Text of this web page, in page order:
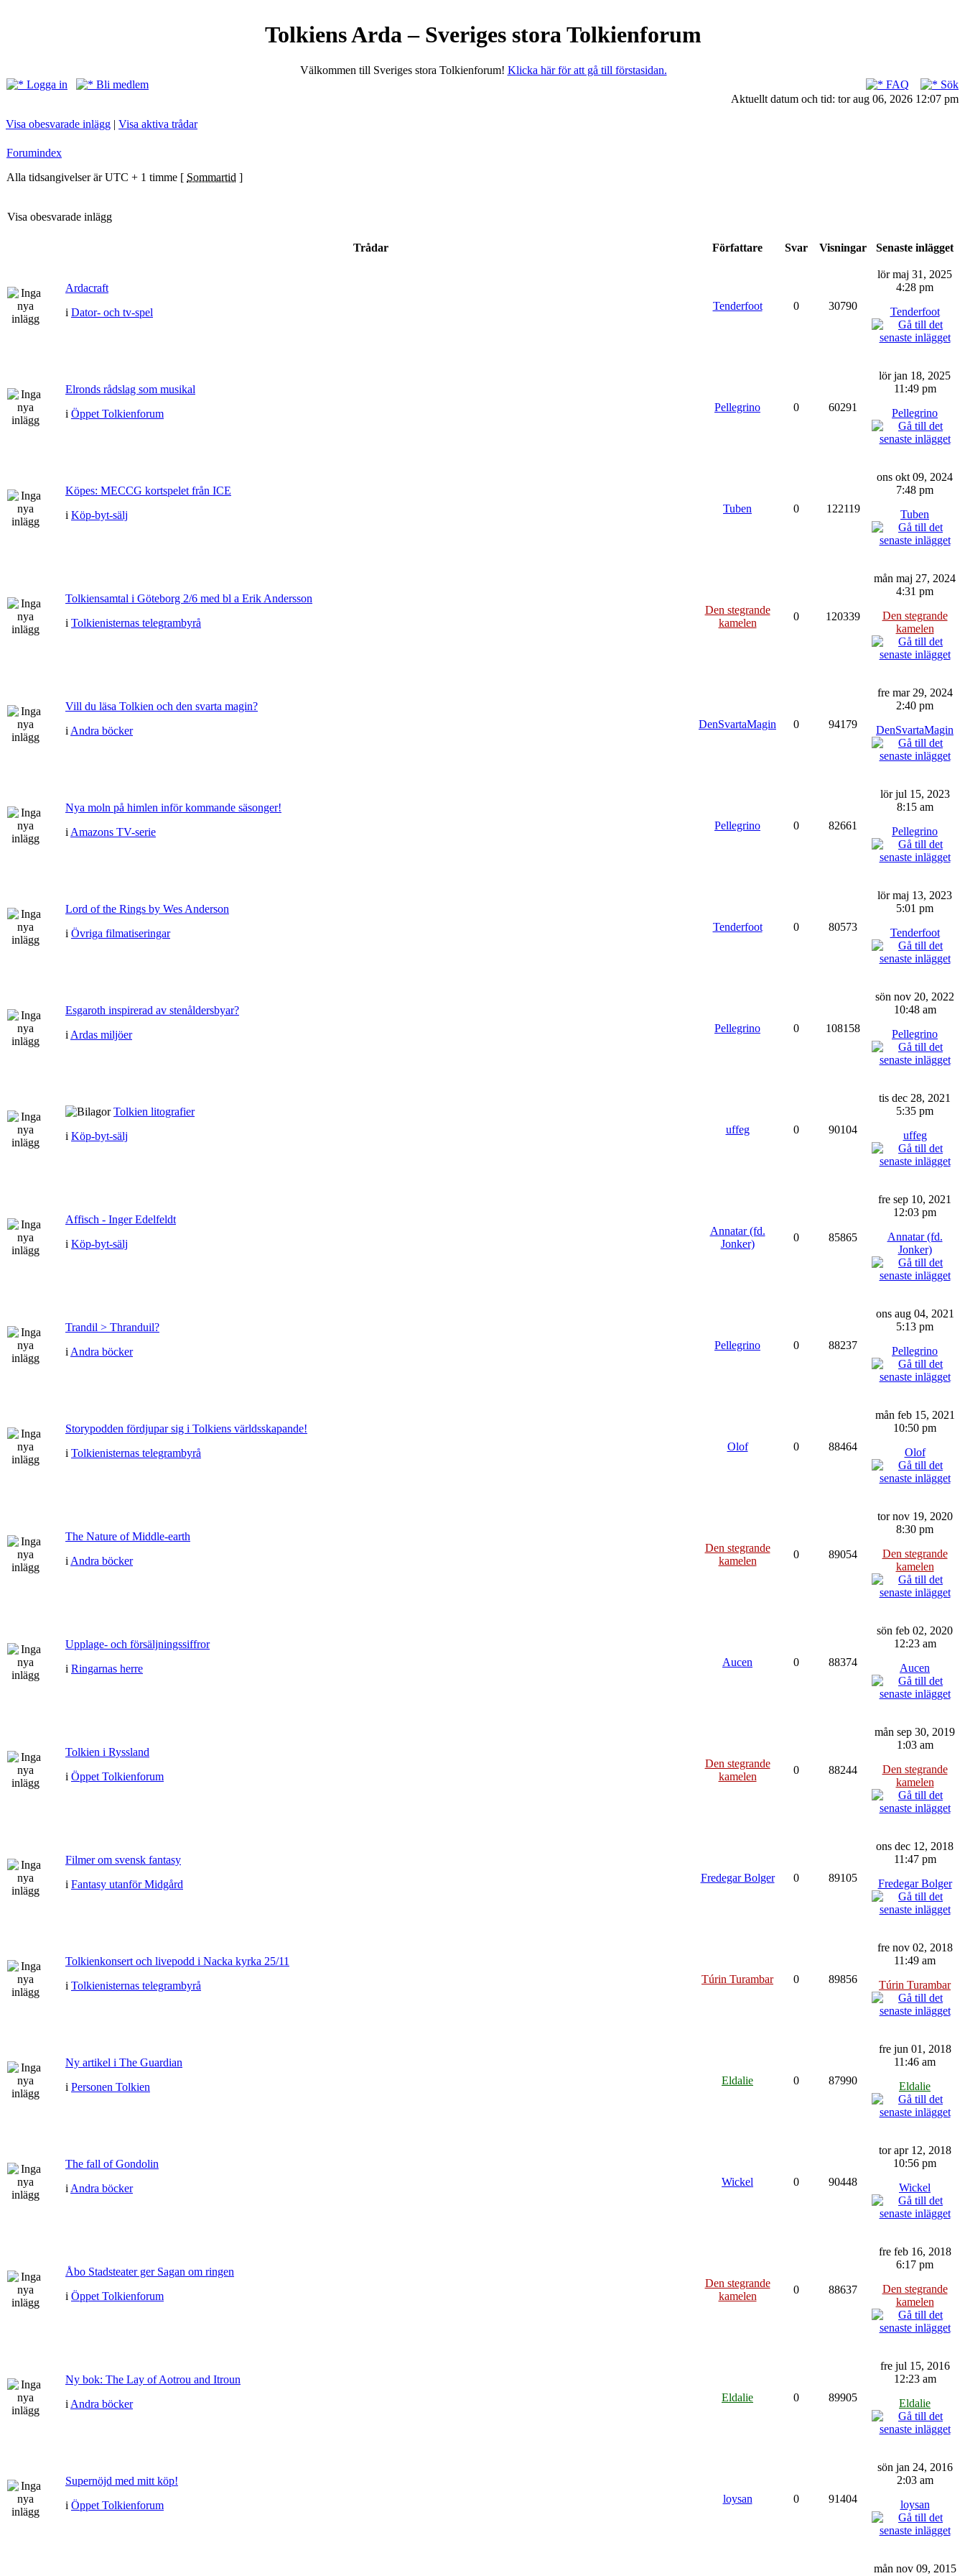
Tolkiens Arda – Sveriges stora Tolkienforum
Välkommen till Sveriges stora Tolkienforum! Klicka här för att gå till förstasidan.
Logga in
Bli medlem FAQ
Sök
Aktuellt datum och tid: tor aug 06, 2026 12:07 pm
Visa obesvarade inlägg | Visa aktiva trådar
Forumindex
Alla tidsangivelser är UTC + 1 timme [ Sommartid ]
Visa obesvarade inlägg
Trådar Författare Svar Visningar Senaste inlägget
Ardacraft
i Dator- och tv-spel
Tenderfoot 0 30790
lör maj 31, 2025
4:28 pm
Tenderfoot
Elronds rådslag som musikal
i Öppet Tolkienforum
Pellegrino 0 60291
lör jan 18, 2025
11:49 pm
Pellegrino
Köpes: MECCG kortspelet från ICE
i Köp-byt-sälj
Tuben 0 122119
ons okt 09, 2024
7:48 pm
Tuben
Tolkiensamtal i Göteborg 2/6 med bl a Erik Andersson
i Tolkienisternas telegrambyrå
Den stegrande
kamelen
0 120339
mån maj 27, 2024
4:31 pm
Den stegrande
kamelen
Vill du läsa Tolkien och den svarta magin?
i Andra böcker
DenSvartaMagin 0 94179
fre mar 29, 2024
2:40 pm
DenSvartaMagin
Nya moln på himlen inför kommande säsonger!
i Amazons TV-serie
Pellegrino 0 82661
lör jul 15, 2023
8:15 am
Pellegrino
Lord of the Rings by Wes Anderson
i Övriga filmatiseringar
Tenderfoot 0 80573
lör maj 13, 2023
5:01 pm
Tenderfoot
Esgaroth inspirerad av stenåldersbyar?
i Ardas miljöer
Pellegrino 0 108158
sön nov 20, 2022
10:48 am
Pellegrino
Tolkien litografier
i Köp-byt-sälj
uffeg 0 90104
tis dec 28, 2021
5:35 pm
uffeg
Affisch - Inger Edelfeldt
i Köp-byt-sälj
Annatar (fd.
Jonker)
0 85865
fre sep 10, 2021
12:03 pm
Annatar (fd.
Jonker)
Trandil > Thranduil?
i Andra böcker
Pellegrino 0 88237
ons aug 04, 2021
5:13 pm
Pellegrino
Storypodden fördjupar sig i Tolkiens världsskapande!
i Tolkienisternas telegrambyrå
Olof 0 88464
mån feb 15, 2021
10:50 pm
Olof
The Nature of Middle-earth
i Andra böcker
Den stegrande
kamelen
0 89054
tor nov 19, 2020
8:30 pm
Den stegrande
kamelen
Upplage- och försäljningssiffror
i Ringarnas herre
Aucen 0 88374
sön feb 02, 2020
12:23 am
Aucen
Tolkien i Ryssland
i Öppet Tolkienforum
Den stegrande
kamelen
0 88244
mån sep 30, 2019
1:03 am
Den stegrande
kamelen
Filmer om svensk fantasy
i Fantasy utanför Midgård
Fredegar Bolger 0 89105
ons dec 12, 2018
11:47 pm
Fredegar Bolger
Tolkienkonsert och livepodd i Nacka kyrka 25/11
i Tolkienisternas telegrambyrå
Túrin Turambar 0 89856
fre nov 02, 2018
11:49 am
Túrin Turambar
Ny artikel i The Guardian
i Personen Tolkien
Eldalie 0 87990
fre jun 01, 2018
11:46 am
Eldalie
The fall of Gondolin
i Andra böcker
Wickel 0 90448
tor apr 12, 2018
10:56 pm
Wickel
Åbo Stadsteater ger Sagan om ringen
i Öppet Tolkienforum
Den stegrande
kamelen
0 88637
fre feb 16, 2018
6:17 pm
Den stegrande
kamelen
Ny bok: The Lay of Aotrou and Itroun
i Andra böcker
Eldalie 0 89905
fre jul 15, 2016
12:23 am
Eldalie
Supernöjd med mitt köp!
i Öppet Tolkienforum
loysan 0 91404
sön jan 24, 2016
2:03 am
loysan
mån nov 09, 2015